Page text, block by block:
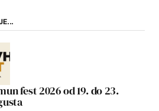
fest 2026 od 19. do 23.